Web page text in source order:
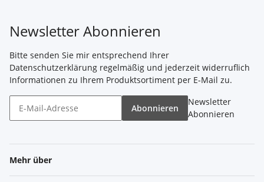
Newsletter Abonnieren
Bitte senden Sie mir entsprechend Ihrer
Datenschutzerklärung regelmäßig und jederzeit widerruflich
Informationen zu Ihrem Produktsortiment per E-Mail zu.
Abonnieren
Newsletter
Abonnieren
Mehr über